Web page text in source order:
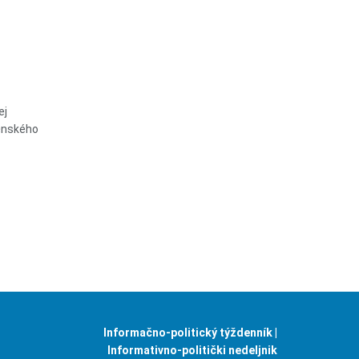
Informačno-politický týždenník |
Informativno-politički nedeljnik